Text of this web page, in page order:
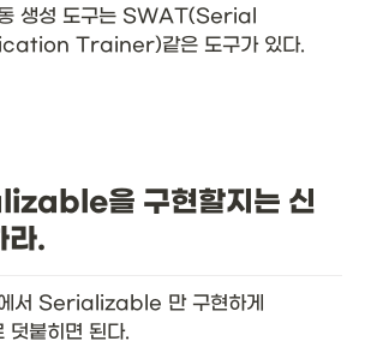
생성 도구는 SWAT(Serial
Trainer)같은 도구가 있다.
을 구현할지는 신
라.
서 Serializable 만 구현하게
붙히면 된다.